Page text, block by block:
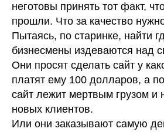
неготовы принять тот факт,
прошли. Что за качество
Пытаясь, по старинке, найти
бизнесмены издеваются над
Они просят сделать сайт у
платят ему 100 долларов, а
сайт лежит мертвым грузом и
новых клиентов.
Или они заказывают самую